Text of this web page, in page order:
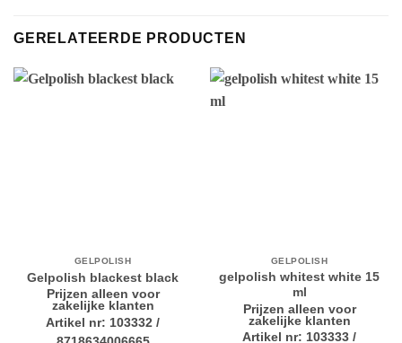
GERELATEERDE PRODUCTEN
GELPOLISH
Gelpolish blackest black
Prijzen alleen voor
zakelijke klanten
Artikel nr: 103332 /
GELPOLISH
gelpolish whitest white 15
ml
Prijzen alleen voor
zakelijke klanten
Artikel nr: 103333 /